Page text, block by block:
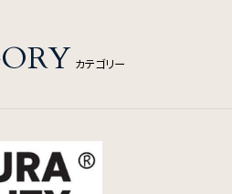
ム「One Harmony」
り組み
カテゴリー